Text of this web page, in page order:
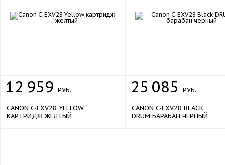
12 959 РУБ.
CANON C-EXV28 YELLOW
КАРТРИДЖ ЖЕЛТЫЙ
25 085 РУБ.
CANON C-EXV28 BLACK
DRUM БАРАБАН ЧЕРНЫЙ